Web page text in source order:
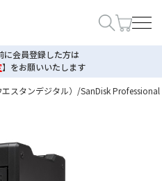
に会員登録した方は
】 をお願いいたします
エスタンデジタル）/SanDisk Professional